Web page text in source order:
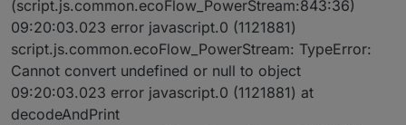
(script.js.common.ecoFlow_PowerStream:843:36)
09:20:03.023 error javascript.0 (1121881)
script.js.common.ecoFlow_PowerStream: TypeError:
Cannot convert undefined or null to object
09:20:03.023 error javascript.0 (1121881) at
decodeAndPrint